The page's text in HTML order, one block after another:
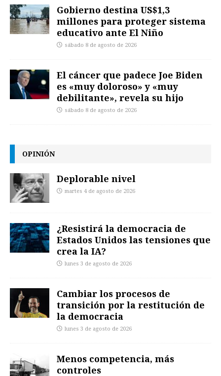
Gobierno destina US$1,3
millones para proteger sistema
educativo ante El Niño
sábado 8 de agosto de 2026
El cáncer que padece Joe Biden
es «muy doloroso» y «muy
debilitante», revela su hijo
sábado 8 de agosto de 2026
OPINIÓN
Deplorable nivel
martes 4 de agosto de 2026
¿Resistirá la democracia de
Estados Unidos las tensiones que
crea la IA?
lunes 3 de agosto de 2026
Cambiar los procesos de
transición por la restitución de
la democracia
lunes 3 de agosto de 2026
Menos competencia, más
controles